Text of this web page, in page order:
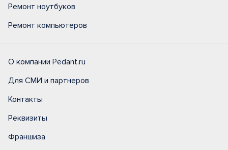
Ремонт ноутбуков
Ремонт компьютеров
О компании Pedant.ru
Для СМИ и партнеров
Контакты
Реквизиты
Франшиза